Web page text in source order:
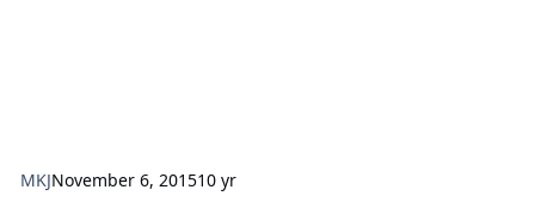
MKJNovember 6, 201510 yr